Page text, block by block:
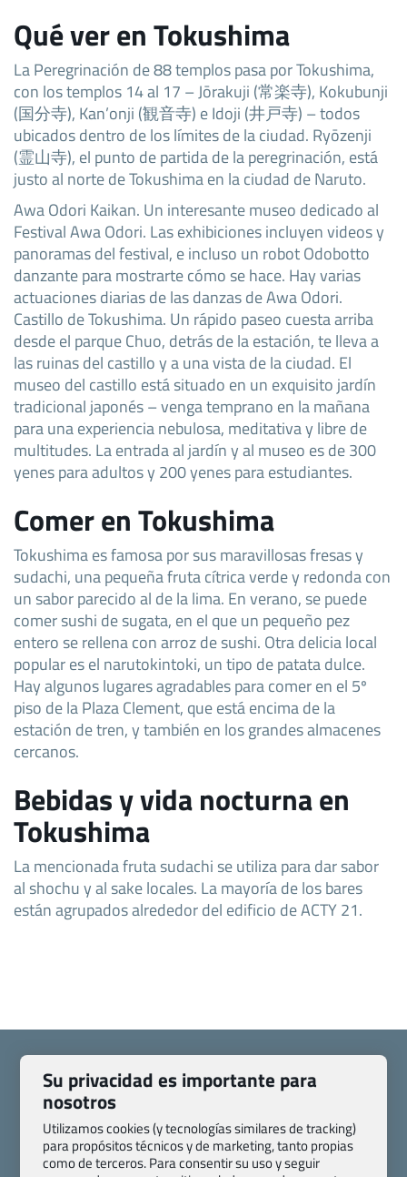
Qué ver en Tokushima
La Peregrinación de 88 templos pasa por Tokushima,
con los templos 14 al 17 – Jōrakuji (常楽寺), Kokubunji
(国分寺), Kan’onji (観音寺) e Idoji (井戸寺) – todos
ubicados dentro de los límites de la ciudad. Ryōzenji
(霊山寺), el punto de partida de la peregrinación, está
justo al norte de Tokushima en la ciudad de Naruto.
Awa Odori Kaikan. Un interesante museo dedicado al
Festival Awa Odori. Las exhibiciones incluyen videos y
panoramas del festival, e incluso un robot Odobotto
danzante para mostrarte cómo se hace. Hay varias
actuaciones diarias de las danzas de Awa Odori.
Castillo de Tokushima. Un rápido paseo cuesta arriba
desde el parque Chuo, detrás de la estación, te lleva a
las ruinas del castillo y a una vista de la ciudad. El
museo del castillo está situado en un exquisito jardín
tradicional japonés – venga temprano en la mañana
para una experiencia nebulosa, meditativa y libre de
multitudes. La entrada al jardín y al museo es de 300
yenes para adultos y 200 yenes para estudiantes.
Comer en Tokushima
Tokushima es famosa por sus maravillosas fresas y
sudachi, una pequeña fruta cítrica verde y redonda con
un sabor parecido al de la lima. En verano, se puede
comer sushi de sugata, en el que un pequeño pez
entero se rellena con arroz de sushi. Otra delicia local
popular es el narutokintoki, un tipo de patata dulce.
Hay algunos lugares agradables para comer en el 5º
piso de la Plaza Clement, que está encima de la
estación de tren, y también en los grandes almacenes
cercanos.
Bebidas y vida nocturna en
Tokushima
La mencionada fruta sudachi se utiliza para dar sabor
al shochu y al sake locales. La mayoría de los bares
están agrupados alrededor del edificio de ACTY 21.
Quienes somos
Contacto
Pasaporte, Visado, Salud y otras disposiciones específicas
Blog de Viajes.com
Registro de agencias
Su privacidad es importante para
nosotros
Utilizamos cookies (y tecnologías similares de tracking)
para propósitos técnicos y de marketing, tanto propias
como de terceros. Para consentir su uso y seguir